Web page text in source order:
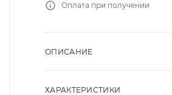
Оплата при получении
ОПИСАНИЕ
ХАРАКТЕРИСТИКИ